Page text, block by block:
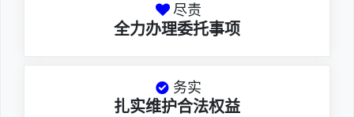
尽责
全力办理委托事项
务实
扎实维护合法权益